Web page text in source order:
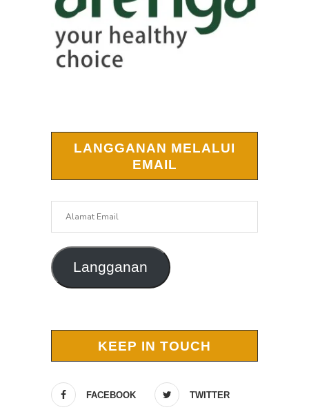
LANGGANAN MELALUI
EMAIL
Langganan
KEEP IN TOUCH
FACEBOOK TWITTER